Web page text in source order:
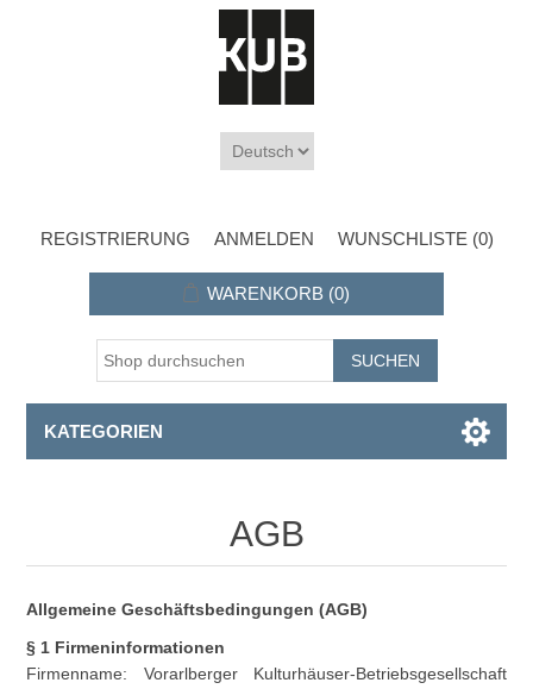
REGISTRIERUNG ANMELDEN WUNSCHLISTE (0)
WARENKORB (0)
KATEGORIEN
AGB
Allgemeine Geschäftsbedingungen (AGB)
§ 1 Firmeninformationen
Firmenname: Vorarlberger Kulturhäuser-Betriebsgesellschaft